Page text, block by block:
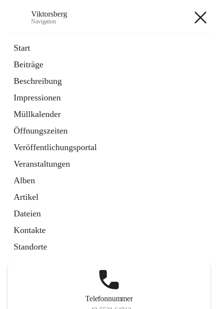
Viktorsberg
Navigation
Start
Beiträge
Beschreibung
Impressionen
Müllkalender
Öffnungszeiten
Veröffentlichungsportal
Veranstaltungen
Alben
Artikel
Dateien
Kontakte
Standorte
1 Schnellzugriff
Bürgerservice
10 Schnellzugriffe
Telefonnummer